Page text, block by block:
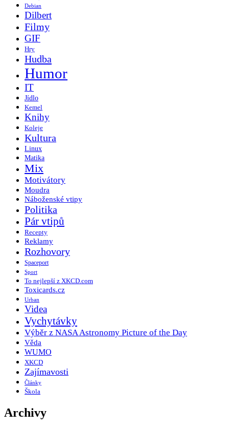
Debian
Dilbert
Filmy
GIF
Hry
Hudba
Humor
IT
Jídlo
Kemel
Knihy
Koleje
Kultura
Linux
Matika
Mix
Motivátory
Moudra
Náboženské vtipy
Politika
Pár vtipů
Recepty
Reklamy
Rozhovory
Spaceport
Sport
To nejlepší z XKCD.com
Toxicards.cz
Urban
Videa
Vychytávky
Výběr z NASA Astronomy Picture of the Day
Věda
WUMO
XKCD
Zajímavosti
Články
Škola
Archivy